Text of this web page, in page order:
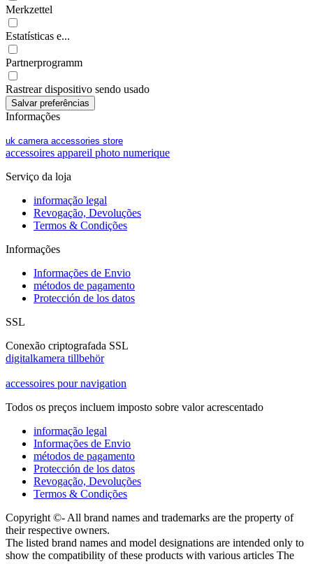
Merkzettel
Estatísticas e...
Partnerprogramm
Rastrear dispositivo sendo usado
Informações
uk camera accessories store
accessoires appareil photo numerique
Serviço da loja
informação legal
Revogação, Devoluções
Termos & Condições
Informações
Informações de Envio
métodos de pagamento
Protección de los datos
SSL
Conexão criptografada SSL
digitalkamera tillbehör
accessoires pour navigation
Todos os preços incluem imposto sobre valor acrescentado
informação legal
Informações de Envio
métodos de pagamento
Protección de los datos
Revogação, Devoluções
Termos & Condições
Copyright ©- All brand names and trademarks are the property of
their respective owners.
The listed brand names and model designations are intended only to
show the compatibility of these products with various articles The